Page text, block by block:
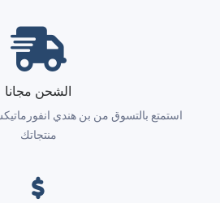
الشحن مجانا
استمتع بالتسوق من بن هندي
منتجاتك